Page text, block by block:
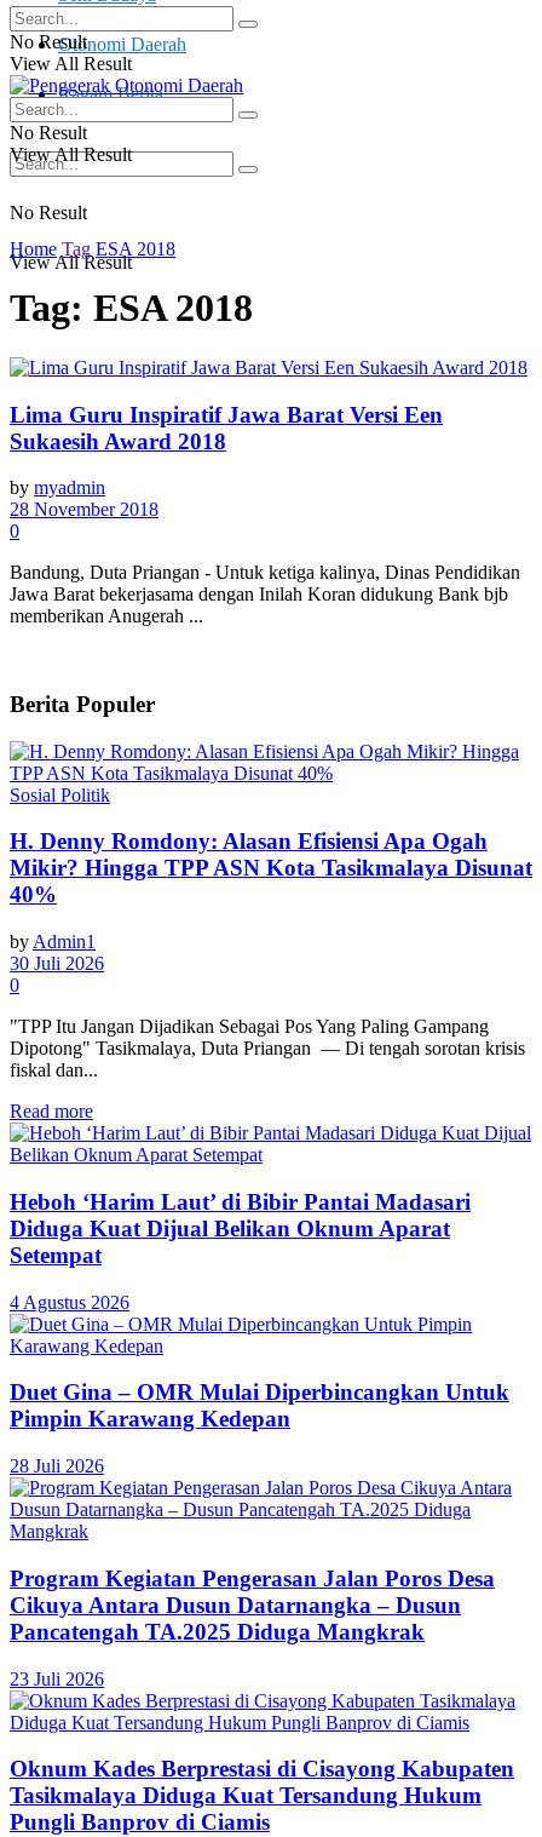
Otonomi Daerah
Ragam Berita
No Result
View All Result
No Result
View All Result
No Result
View All Result
Home Tag ESA 2018
Tag: ESA 2018
Lima Guru Inspiratif Jawa Barat Versi Een
Sukaesih Award 2018
by myadmin
28 November 2018
0
Bandung, Duta Priangan - Untuk ketiga kalinya, Dinas Pendidikan
Jawa Barat bekerjasama dengan Inilah Koran didukung Bank bjb
memberikan Anugerah ...
Berita Populer
Sosial Politik
H. Denny Romdony: Alasan Efisiensi Apa Ogah
Mikir? Hingga TPP ASN Kota Tasikmalaya Disunat
40%
by Admin1
30 Juli 2026
0
"TPP Itu Jangan Dijadikan Sebagai Pos Yang Paling Gampang
Dipotong" Tasikmalaya, Duta Priangan — Di tengah sorotan krisis
fiskal dan...
Read more
Heboh ‘Harim Laut’ di Bibir Pantai Madasari
Diduga Kuat Dijual Belikan Oknum Aparat
Setempat
4 Agustus 2026
Duet Gina – OMR Mulai Diperbincangkan Untuk
Pimpin Karawang Kedepan
28 Juli 2026
Program Kegiatan Pengerasan Jalan Poros Desa
Cikuya Antara Dusun Datarnangka – Dusun
Pancatengah TA.2025 Diduga Mangkrak
23 Juli 2026
Oknum Kades Berprestasi di Cisayong Kabupaten
Tasikmalaya Diduga Kuat Tersandung Hukum
Pungli Banprov di Ciamis